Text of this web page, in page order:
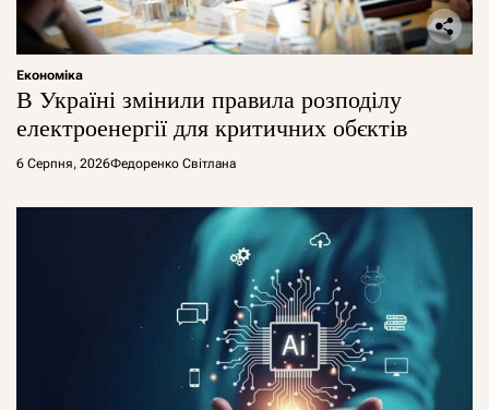
Економіка
В Україні змінили правила розподілу
електроенергії для критичних обєктів
6 Серпня, 2026Федоренко Світлана